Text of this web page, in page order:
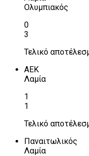
Ολυμπιακός
0
3
Τελικό
ΑΕΚ
Λαμία
1
1
Τελικό
Παναιτωλικός
Λαμία